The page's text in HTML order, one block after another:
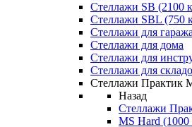
Стеллажи SB (2100
Стеллажи SBL (750
Стеллажи для гаража
Стеллажи для дома
Стеллажи для
Стеллажи для
Стеллажи Практик
Назад
Стеллажи
MS Hard